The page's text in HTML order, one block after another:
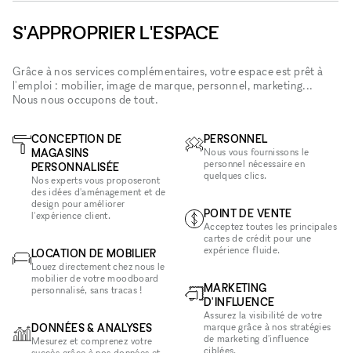
S'APPROPRIER L'ESPACE
Grâce à nos services complémentaires, votre espace est prêt à
l'emploi : mobilier, image de marque, personnel, marketing...
Nous nous occupons de tout.
CONCEPTION DE
MAGASINS
PERSONNALISÉE
Nos experts vous proposeront
des idées d'aménagement et de
design pour améliorer
l'expérience client.
LOCATION DE MOBILIER
Louez directement chez nous le
mobilier de votre moodboard
personnalisé, sans tracas !
DONNÉES & ANALYSES
Mesurez et comprenez votre
PERSONNEL
Nous vous fournissons le
personnel nécessaire en
quelques clics.
POINT DE VENTE
Acceptez toutes les principales
cartes de crédit pour une
expérience fluide.
MARKETING
D'INFLUENCE
Assurez la visibilité de votre
marque grâce à nos stratégies
de marketing d'influence
ciblées.